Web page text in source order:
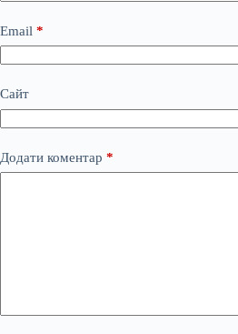
Email *
Сайт
Додати коментар *